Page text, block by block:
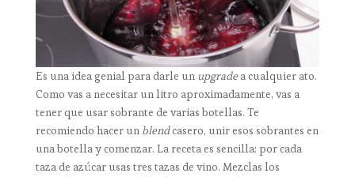
Es una idea genial para darle un upgradea cualquier ato.
Como vas a necesitar un litro aproximadamente, vas a
tener que usar sobrante de varias botellas. Te
recomiendo hacer un blendcasero, unir esos sobrantes en
una botella y comenzar. La receta es sencilla: por cada
taza de azúcar usas tres tazas de vino. Mezclas los